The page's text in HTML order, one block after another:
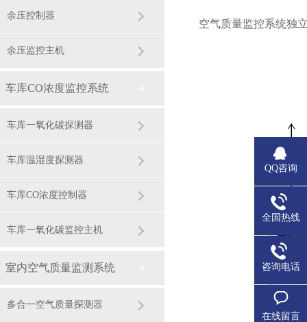
余压控制器
余压监控主机
车库CO浓度监控系统
车库一氧化碳探测器
车库温湿度探测器
车库CO浓度控制器
车库一氧化碳监控主机
室内空气质量监测系统
多合一空气质量探测器
空气质量监控系统独立
QQ咨询
全国热线
咨询电话
在线留言